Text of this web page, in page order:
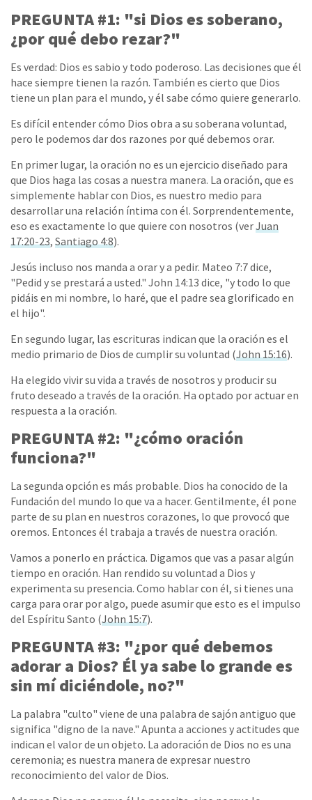
PREGUNTA #1: "si Dios es soberano,
¿por qué debo rezar?"
Es verdad: Dios es sabio y todo poderoso. Las decisiones que él
hace siempre tienen la razón. También es cierto que Dios
tiene un plan para el mundo, y él sabe cómo quiere generarlo.
Es difícil entender cómo Dios obra a su soberana voluntad,
pero le podemos dar dos razones por qué debemos orar.
En primer lugar, la oración no es un ejercicio diseñado para
que Dios haga las cosas a nuestra manera. La oración, que es
simplemente hablar con Dios, es nuestro medio para
desarrollar una relación íntima con él. Sorprendentemente,
eso es exactamente lo que quiere con nosotros (verJuan
17:20-23, Santiago 4:8).
Jesús incluso nos manda a orar y a pedir. Mateo 7:7 dice,
"Pedid y se prestará a usted." John 14:13 dice, "y todo lo que
pidáis en mi nombre, lo haré, que el padre sea glorificado en
el hijo".
En segundo lugar, las escrituras indican que la oración es el
medio primario de Dios de cumplir su voluntad (John 15:16).
Ha elegido vivir su vida a través de nosotros y producir su
fruto deseado a través de la oración. Ha optado por actuar en
respuesta a la oración.
PREGUNTA #2: "¿cómo oración
funciona?"
La segunda opción es más probable. Dios ha conocido de la
Fundación del mundo lo que va a hacer. Gentilmente, él pone
parte de su plan en nuestros corazones, lo que provocó que
oremos. Entonces él trabaja a través de nuestra oración.
Vamos a ponerlo en práctica. Digamos que vas a pasar algún
tiempo en oración. Han rendido su voluntad a Dios y
experimenta su presencia. Como hablar con él, si tienes una
carga para orar por algo, puede asumir que esto es el impulso
del Espíritu Santo (John 15:7).
PREGUNTA #3: "¿por qué debemos
adorar a Dios? Él ya sabe lo grande es
sin mí diciéndole, no?"
La palabra "culto" viene de una palabra de sajón antiguo que
significa "digno de la nave." Apunta a acciones y actitudes que
indican el valor de un objeto. La adoración de Dios no es una
ceremonia; es nuestra manera de expresar nuestro
reconocimiento del valor de Dios.